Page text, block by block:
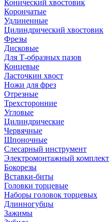
Конический хвостовик
Корончатые
Удлиненные
Цилиндрический хвостовик
Фрезы
Дисковые
Для Т-образных пазов
Концевые
Ласточкин хвост
Ножи для фрез
Отрезные
Трехсторонние
Угловые
Цилиндрические
Червячные
Шпоночные
Слесарный инструмент
Электромонтажный комплект
Бокорезы
Вставки-биты
Головки торцевые
Наборы головок торцевых
Длинногубцы
Зажимы